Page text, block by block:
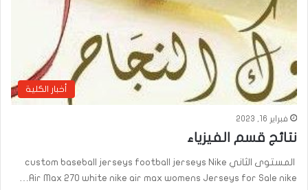
أخبار الكلية
فبراير 16, 2023
نتائج قسم الفيزياء
المستوى الثاني custom baseball jerseys football jerseys Nike
Air Max 270 white nike air max womens Jerseys for Sale nike…